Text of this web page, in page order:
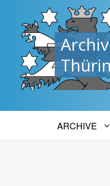
ARCHIVE